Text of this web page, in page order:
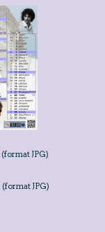
(format JPG)
(format JPG)